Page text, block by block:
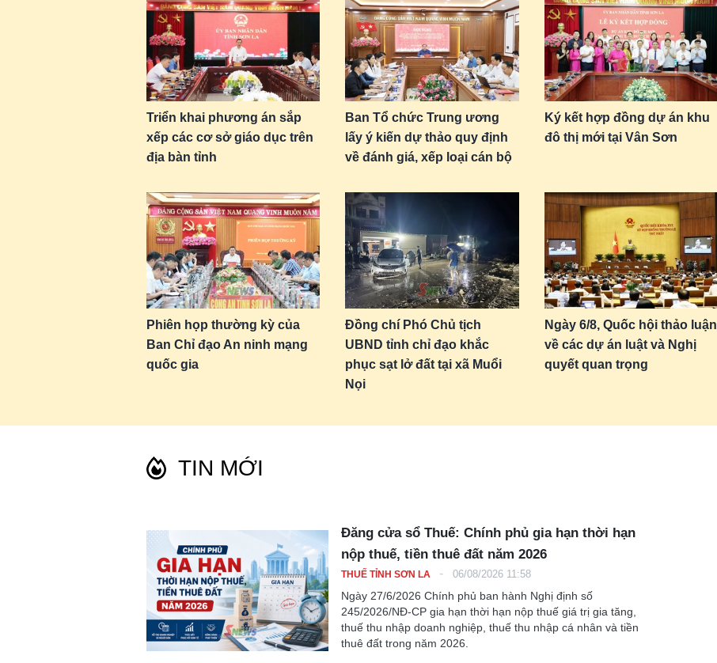
Triển khai phương án sắp
xếp các cơ sở giáo dục trên
địa bàn tỉnh
Ban Tổ chức Trung ương
lấy ý kiến dự thảo quy định
về đánh giá, xếp loại cán bộ
Ký kết hợp đồng dự án khu
đô thị mới tại Vân Sơn
Phiên họp thường kỳ của
Ban Chỉ đạo An ninh mạng
quốc gia
Đồng chí Phó Chủ tịch
UBND tỉnh chỉ đạo khắc
phục sạt lở đất tại xã Muổi
Nọi
Ngày 6/8, Quốc hội thảo luận
về các dự án luật và Nghị
quyết quan trọng
TIN MỚI
Đăng cửa sổ Thuế: Chính phủ gia hạn thời hạn
nộp thuế, tiền thuê đất năm 2026
THUẾ TỈNH SƠN LA - 06/08/2026 11:58
Ngày 27/6/2026 Chính phủ ban hành Nghị định số
245/2026/NĐ-CP gia hạn thời hạn nộp thuế giá trị gia tăng,
thuế thu nhập doanh nghiệp, thuế thu nhập cá nhân và tiền
thuê đất trong năm 2026.